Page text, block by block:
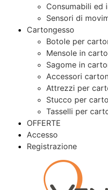
Consumabili ed
Sensori di
Cartongesso
Botole per
Mensole in
Sagome in
Accessori
Attrezzi per
Stucco per
Tasselli per
OFFERTE
Accesso
Registrazione